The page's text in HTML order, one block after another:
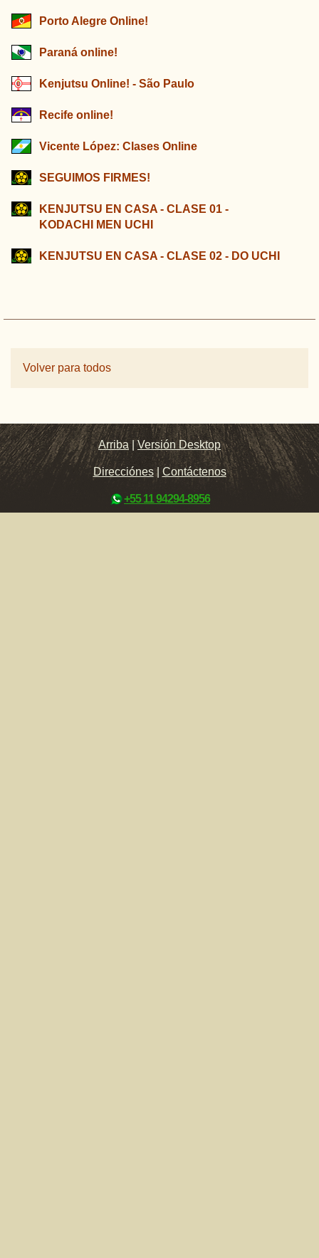
Porto Alegre Online!
Paraná online!
Kenjutsu Online! - São Paulo
Recife online!
Vicente López: Clases Online
SEGUIMOS FIRMES!
KENJUTSU EN CASA - CLASE 01 -
KODACHI MEN UCHI
KENJUTSU EN CASA - CLASE 02 - DO UCHI
Volver para todos
Arriba |Versión Desktop
Direcciónes| Contáctenos
+55 11 94294-8956